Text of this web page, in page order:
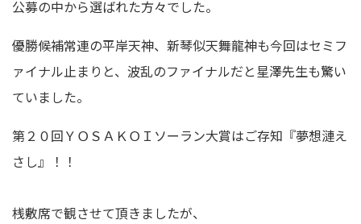
公募の中から選ばれた方々でした。
優勝候補常連の平岸天神、新琴似天舞龍神も今回はセミフ
ァイナル止まりと、波乱のファイナルだと星澤先生も驚い
ていました。
第２０回ＹＯＳＡＫＯＩソーラン大賞はご存知『夢想漣え
さし』！！
桟敷席で観させて頂きましたが、